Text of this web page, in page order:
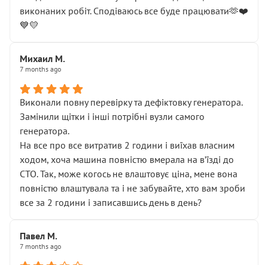
виконаних робіт. Сподіваюсь все буде працювати🫶❤️
💙💛
Михаил М.
7 months ago
Виконали повну перевірку та дефіктовку генератора.
Замінили щітки і інші потрібні вузли самого
генератора.
На все про все витратив 2 години і виїхав власним
ходом, хоча машина повністю вмерала на вʼїзді до
СТО. Так, може когось не влаштовує ціна, мене вона
повністю влаштувала та і не забувайте, хто вам зроби
все за 2 години і записавшись день в день?
Павел М.
7 months ago